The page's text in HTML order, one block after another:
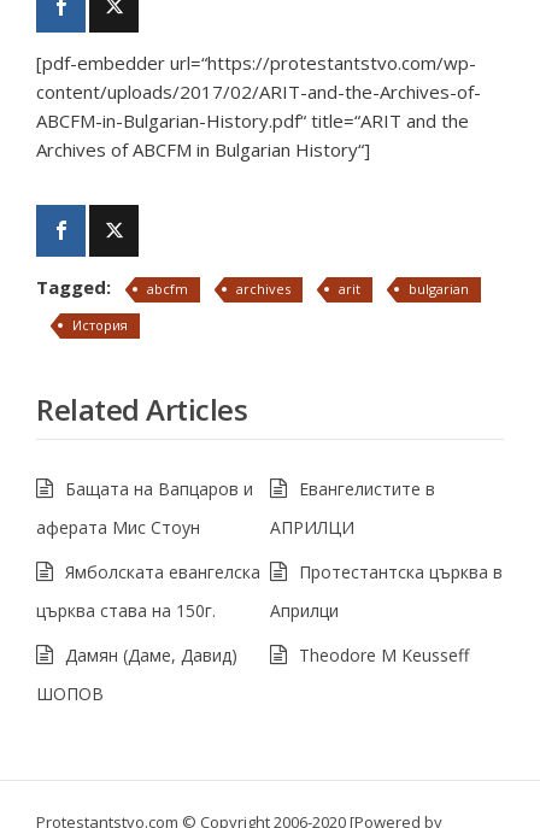
[pdf-embedder url=“https://protestantstvo.com/wp-
content/uploads/2017/02/ARIT-and-the-Archives-of-
ABCFM-in-Bulgarian-History.pdf“ title=“ARIT and the
Archives of ABCFM in Bulgarian History“]
Tagged: abcfm archives arit
bulgarian
История
Related Articles
Бащата на Вапцаров и
аферата Мис Стоун
Евангелистите в
АПРИЛЦИ
Ямболската евангелска
църква става на 150г.
Протестантска църква в
Априлци
Дамян (Даме, Давид)
ШОПОВ
Theodore M Keusseff
Protestantstvo.com © Copyright 2006-2020 [Powered by